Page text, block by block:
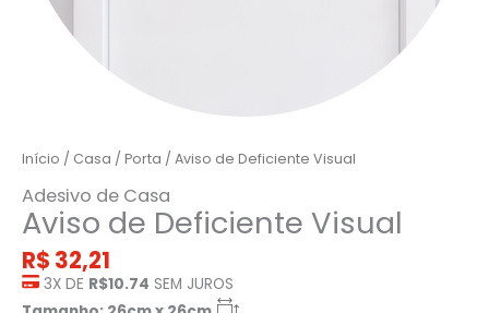
Início / Casa / Porta / Aviso de Deficiente Visual
Adesivo de Casa
Aviso de Deficiente Visual
R$ 32,21
3X DE R$10.74 SEM JUROS